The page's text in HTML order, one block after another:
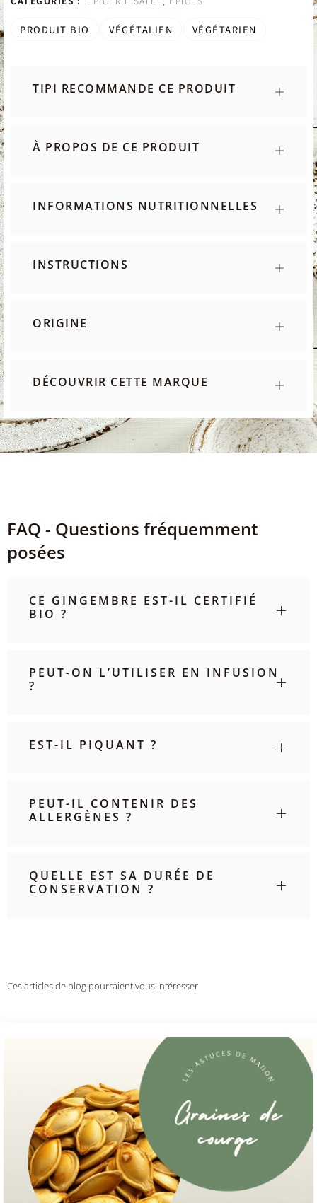
PRODUIT BIO VÉGÉTALIEN VÉGÉTARIEN
TIPI RECOMMANDE CE PRODUIT
À PROPOS DE CE PRODUIT
INFORMATIONS NUTRITIONNELLES
INSTRUCTIONS
ORIGINE
DÉCOUVRIR CETTE MARQUE
FAQ - Questions fréquemment
posées
CE GINGEMBRE EST-IL CERTIFIÉ
BIO ?
PEUT-ON L’UTILISER EN INFUSION
?
EST-IL PIQUANT ?
PEUT-IL CONTENIR DES
ALLERGÈNES ?
QUELLE EST SA DURÉE DE
CONSERVATION ?
Ces articles de blog pourraient vous intéresser